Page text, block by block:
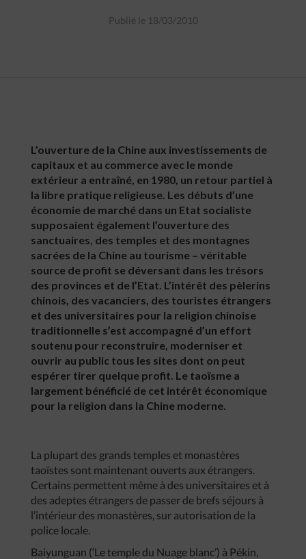
Publié le 18/03/2010
L’ouverture de la Chine aux investissements de
capitaux et au commerce avec le monde
extérieur a entraîné, en 1980, un retour partiel à
la libre pratique religieuse. Les débuts d’une
économie de marché dans un Etat socialiste
supposaient également l’ouverture des
sanctuaires, des temples et des montagnes
sacrées de la Chine au tourisme – véritable
source de profit se déversant dans les trésors
des provinces et de l’Etat. L’intérêt des pèlerins
chinois, des vacanciers, des touristes étrangers
et des universitaires pour la religion chinoise
traditionnelle s’est accompagné d’un effort
soutenu pour reconstruire, moderniser et
ouvrir au public tous les sites dont on peut
espérer tirer quelque profit. Le taoïsme a
largement bénéficié de cet intérêt économique
pour la religion dans la Chine moderne.
La plupart des grands temples et monastères
taoïstes sont maintenant ouverts aux étrangers.
Certains permettent même à des universitaires et à
des adeptes étrangers de passer de brefs séjours à
l’intérieur des monastères, sur autorisation de la
police locale.
Baiyunguan (‘Le temple du Nuage blanc’) à Pékin,